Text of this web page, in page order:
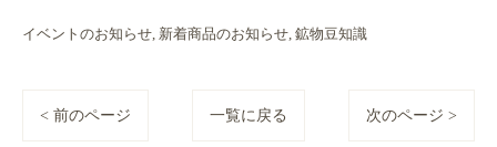
イベントのお知らせ 新着商品のお知らせ 鉱物豆知識
< 前のページ 一覧に戻る 次のページ >